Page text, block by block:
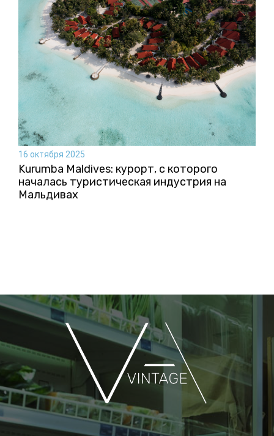
16 октября 2025
Kurumba Maldives: курорт, с которого
началась туристическая индустрия на
Мальдивах